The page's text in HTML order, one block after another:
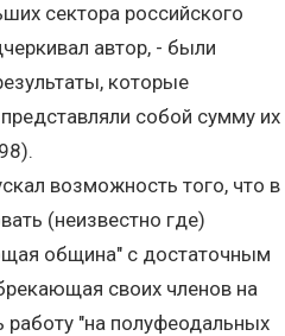
сектора российского
автор, - были
которые
собой сумму их
возможность того, что в
(неизвестно где)
община" с достаточным
своих членов на
"на полуфеодальных